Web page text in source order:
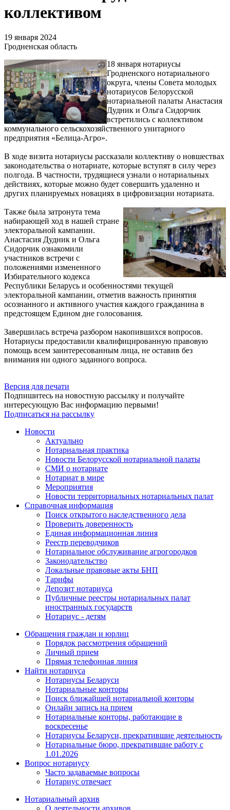
коллективом
19 января 2024
Гродненская область
18 января нотариусы
Гродненского нотариального
округа, члены Совета молодых
нотариусов Белорусской
нотариальной палаты Анастасия
Дудник и Ольга Сидорчик
встретились с коллективом
коммунального сельскохозяйственного унитарного
предприятия «Белица-Агро».
В ходе визита нотариусы рассказали коллективу о новшествах
законодательства о нотариате, которые вступят в силу через
полгода. В частности, трудящиеся узнали о нотариальных
действиях, которые можно будет совершить удаленно и
других планируемых новациях в цифровизации нотариата.
Также была затронута тема
набирающей ход в нашей стране
электоральной кампании.
Анастасия Дудник и Ольга
Сидорчик ознакомили
участников встречи с
положениями измененного
Избирательного кодекса
Республики Беларусь и особенностями текущей
электоральной кампании, отметив важность принятия
осознанного и активного участия каждого гражданина в
предстоящем Едином дне голосования.
Завершилась встреча разбором накопившихся вопросов.
Нотариусы предоставили квалифицированную правовую
помощь всем заинтересованным лица, не оставив без
внимания ни одного заданного вопроса.
Версия для печати
Подпишитесь на новостную рассылку и получайте
интересующую Вас информацию первыми!
Подписаться на рассылку
Новости
Актуально
Нотариальная практика
Новости Белорусской нотариальной палаты
СМИ о нотариате
Нотариат в мире
Мероприятия
Новости территориальных нотариальных палат
Справочная информация
Поиск открытого наследственного дела
Проверить доверенность
Единая информационная линия
Реестр переводчиков
Нотариальное обслуживание агрогородков
Законодательство
Локальные правовые акты БНП
Тарифы
Депозит нотариуса
Публичные реестры нотариальных палат
иностранных государств
Нотариус - детям
Обращения граждан и юрлиц
Порядок рассмотрения обращений
Личный прием
Прямая телефонная линия
Найти нотариуса
Нотариусы Беларуси
Нотариальные конторы
Поиск ближайшей нотариальной конторы
Онлайн запись на прием
Нотариальные конторы, работающие в
воскресенье
Нотариусы Беларуси, прекратившие деятельность
Нотариальные бюро, прекратившие работу с
1.01.2026
Вопрос нотариусу
Часто задаваемые вопросы
Нотариус отвечает
Нотариальный архив